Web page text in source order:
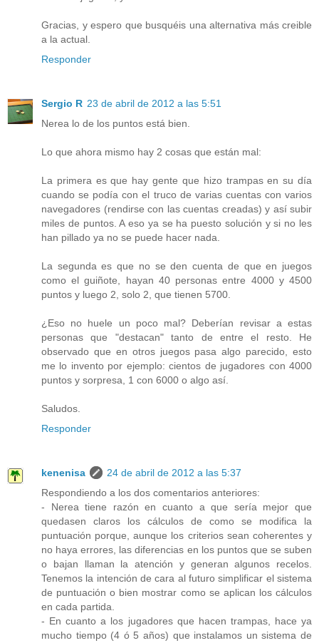
Gracias, y espero que busquéis una alternativa más creible
a la actual.
Responder
Sergio R 23 de abril de 2012 a las 5:51
Nerea lo de los puntos está bien.
Lo que ahora mismo hay 2 cosas que están mal:
La primera es que hay gente que hizo trampas en su día
cuando se podía con el truco de varias cuentas con varios
navegadores (rendirse con las cuentas creadas) y así subir
miles de puntos. A eso ya se ha puesto solución y si no les
han pillado ya no se puede hacer nada.
La segunda es que no se den cuenta de que en juegos
como el guiñote, hayan 40 personas entre 4000 y 4500
puntos y luego 2, solo 2, que tienen 5700.
¿Eso no huele un poco mal? Deberían revisar a estas
personas que "destacan" tanto de entre el resto. He
observado que en otros juegos pasa algo parecido, esto
me lo invento por ejemplo: cientos de jugadores con 4000
puntos y sorpresa, 1 con 6000 o algo así.
Saludos.
Responder
kenenisa
24 de abril de 2012 a las 5:37
Respondiendo a los dos comentarios anteriores:
- Nerea tiene razón en cuanto a que sería mejor que
quedasen claros los cálculos de como se modifica la
puntuación porque, aunque los criterios sean coherentes y
no haya errores, las diferencias en los puntos que se suben
o bajan llaman la atención y generan algunos recelos.
Tenemos la intención de cara al futuro simplificar el sistema
de puntuación o bien mostrar como se aplican los cálculos
en cada partida.
- En cuanto a los jugadores que hacen trampas, hace ya
mucho tiempo (4 ó 5 años) que instalamos un sistema de